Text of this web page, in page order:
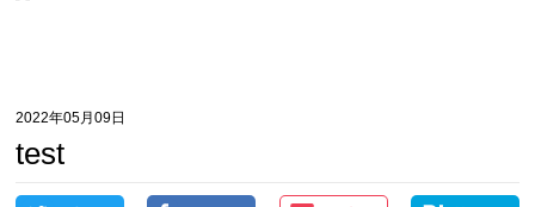
2022年05月09日
test